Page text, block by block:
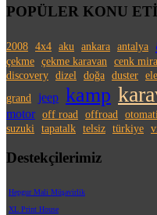
POPÜLER KONU
2008 4x4 aku ankara antalya
çekme çekme karavan cenk
discovery dizel doğa duster
grand
jeep kamp
motor off road offroad
suzuki
tapatalk telsiz türkiye
Destekçilerimiz
Hepgur Mali Müşavirlik
XL Print House